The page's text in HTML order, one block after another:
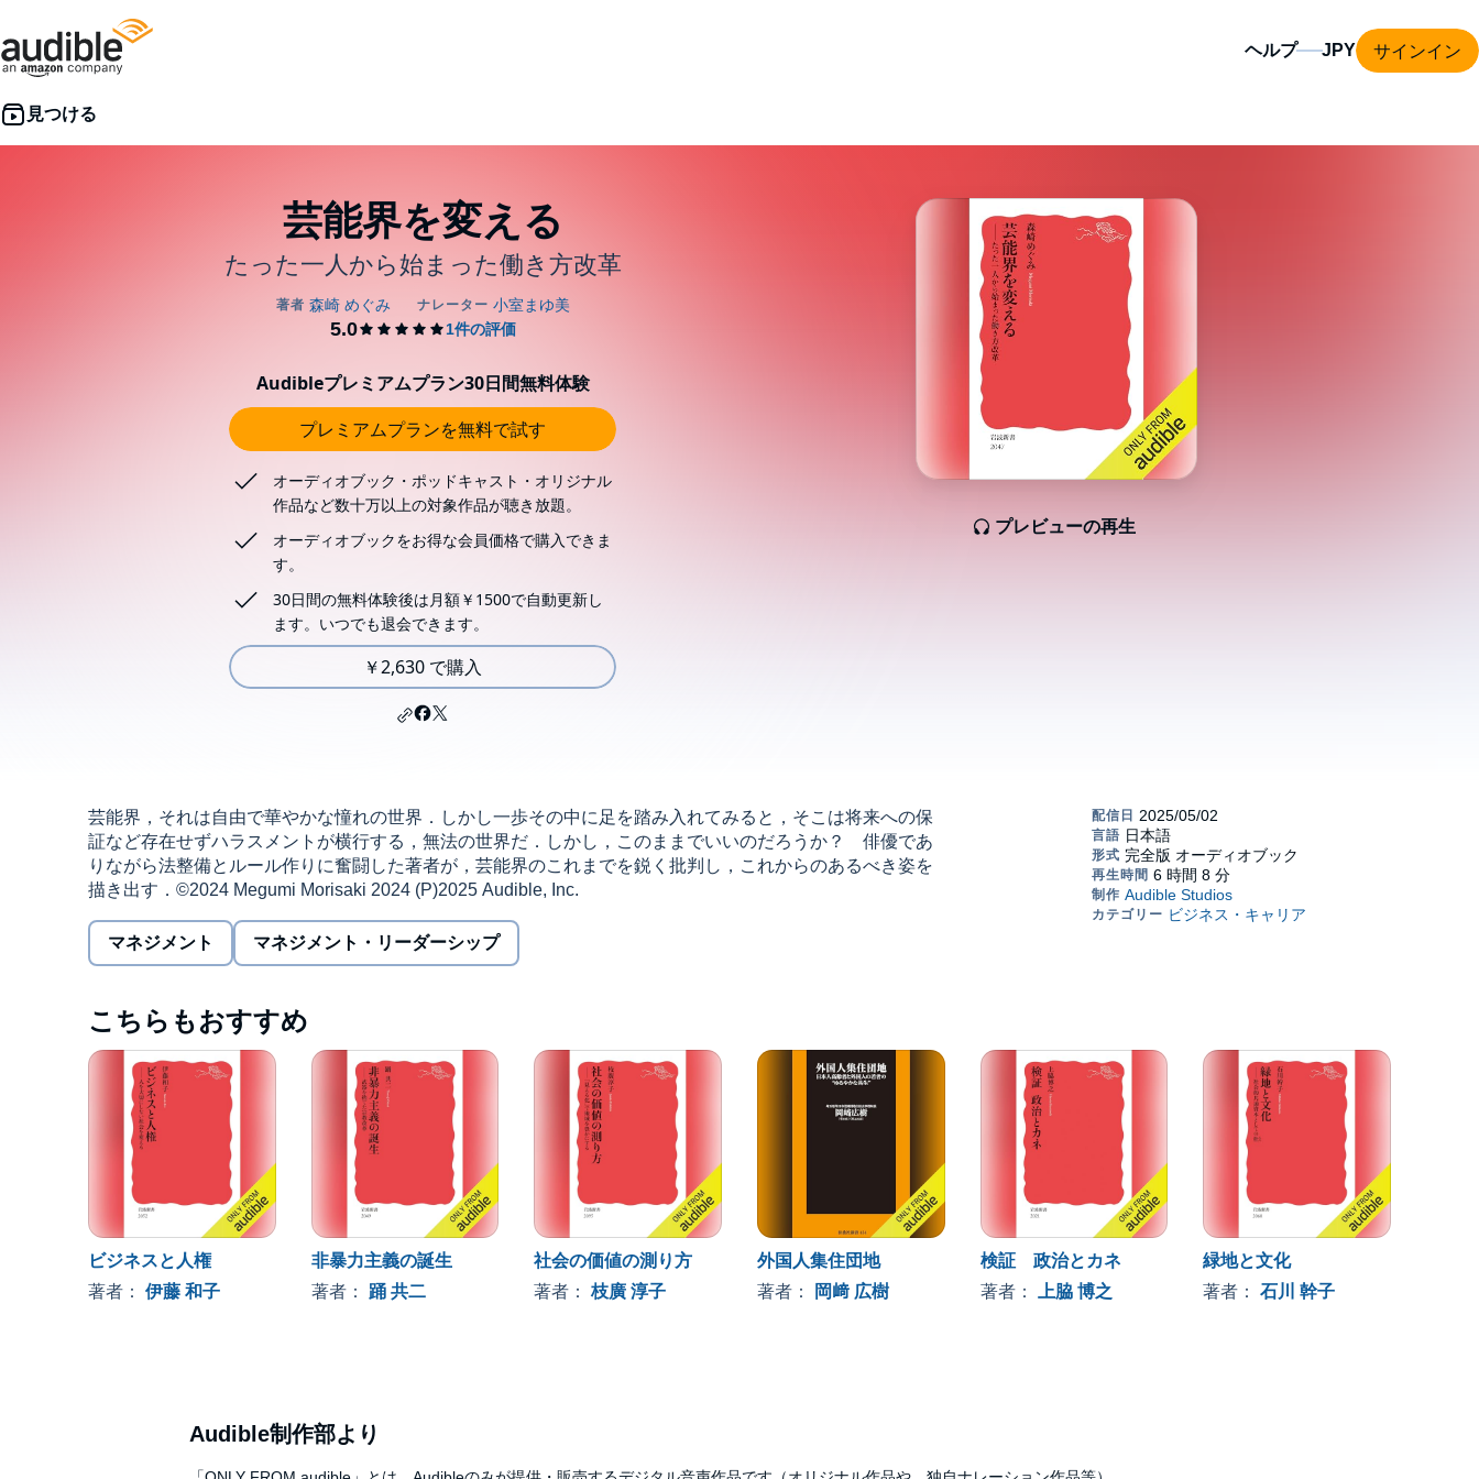
ヘルプ サインイン
芸能界を変える
たった一人から始まった働き方改革
プレビューの再生
Audibleプレミアムプラン30日間無料体験
プレミアムプランを無料で試す
オーディオブック・ポッドキャスト・オリジナル
作品など数十万以上の対象作品が聴き放題。
オーディオブックをお得な会員価格で購入できま
す。
30日間の無料体験後は月額￥1500で自動更新し
ます。いつでも退会できます。
￥2,630 で購入
芸能界，それは自由で華やかな憧れの世界．しかし一歩その中に足を踏み入れてみると，そこは将来への保
証など存在せずハラスメントが横行する，無法の世界だ．しかし，このままでいいのだろうか？ 俳優であ
りながら法整備とルール作りに奮闘した著者が，芸能界のこれまでを鋭く批判し，これからのあるべき姿を
描き出す．©2024 Megumi Morisaki 2024 (P)2025 Audible, Inc.
マネジメント マネジメント・リーダーシップ
こちらもおすすめ
ビジネスと人権
著者： 伊藤 和子
非暴力主義の誕生
著者： 踊 共二
社会の価値の測り方
著者：枝廣 淳子
外国人集住団地
著者： 岡﨑 広樹
検証 政治とカネ
著者： 上脇 博之
緑地と文化
著者：石川 幹子
Audible制作部より